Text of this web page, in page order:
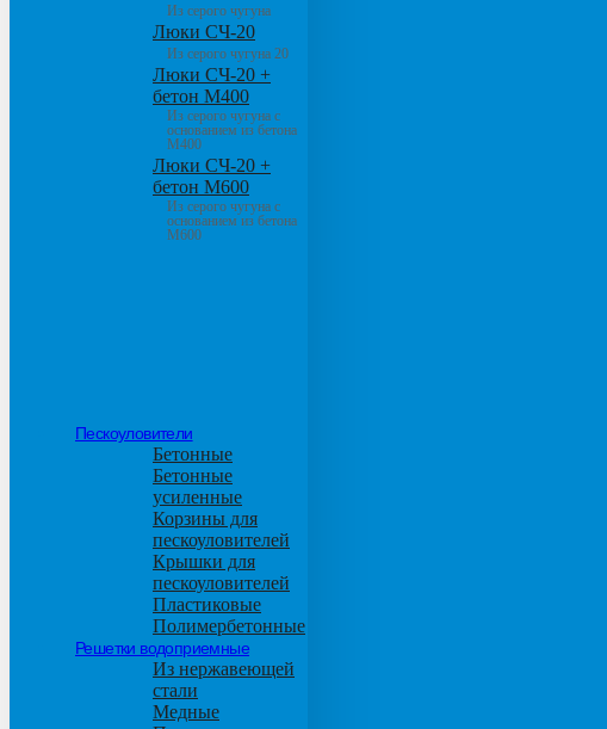
Из серого чугуна
Люки СЧ-20
Из серого чугуна 20
Люки СЧ-20 +
бетон М400
Из серого чугуна с
основанием из бетона
М400
Люки СЧ-20 +
бетон М600
Из серого чугуна с
основанием из бетона
М600
Пескоуловители
Бетонные
Бетонные
усиленные
Корзины для
пескоуловителей
Крышки для
пескоуловителей
Пластиковые
Полимербетонные
Решетки водоприемные
Из нержавеющей
стали
Медные